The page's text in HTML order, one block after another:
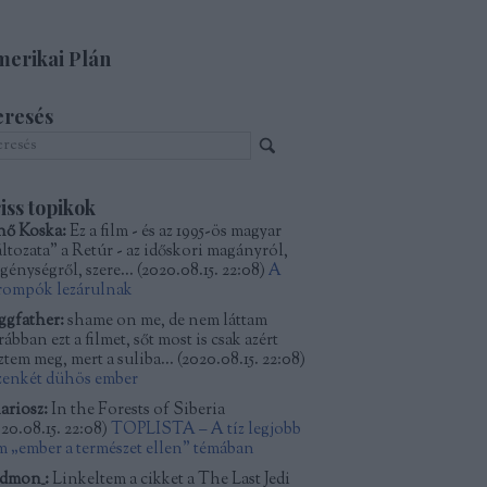
Plán
topikok
Koska:Ez a film - és az 1995-ös magyar
a Retúr - az időskori magányról,
szere... (2020.08.15. 22:08)A
lezárulnak
shame on me, de nem láttam
ezt a filmet, sőt most is csak azért
meg, mert a suliba... (2020.08.15. 22:08)
dühös ember
In the Forests of Siberia
22:08)TOPLISTA – A tíz legjobb
„ember a természet ellen” témában
Linkeltem a cikket a The Last Jedi